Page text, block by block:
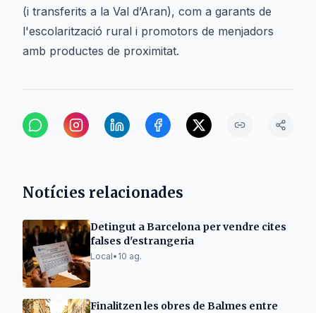
(i transferits a la Val d’Aran), com a garants de
l'escolarització rural i promotors de menjadors
amb productes de proximitat.
Notícies relacionades
Detingut a Barcelona per vendre cites
falses d'estrangeria
Local• 10 ag.
Finalitzen les obres de Balmes entre